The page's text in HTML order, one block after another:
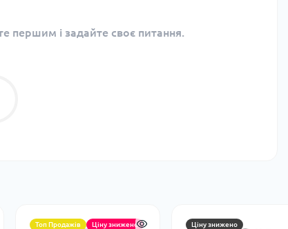
першим і задайте своє питання.
Топ Продажів Ціну знижено Ціну знижено